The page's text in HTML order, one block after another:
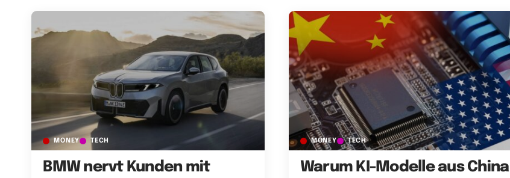
MONEY TECH
BMW nervt Kunden mit
MONEY TECH
Warum KI-Modelle aus China